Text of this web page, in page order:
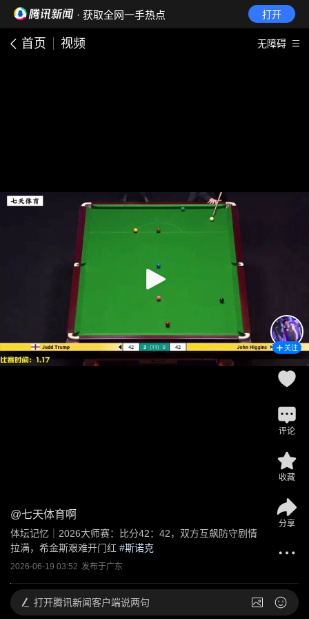
· 获取全网一手热点 打开
首页 视频 无障碍
@七天体育啊
体坛记忆｜2026大师赛：比分42：42，双方互飙防守剧情
拉满，希金斯艰难开门红 #斯诺克
2026-06-19 03:52 发布于广东
关注
评论
收藏
分享
打开腾讯新闻客户端说两句